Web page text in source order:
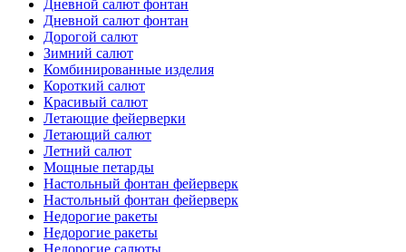
Дневной салют фонтан
Дневной салют фонтан
Дорогой салют
Зимний салют
Комбинированные изделия
Короткий салют
Красивый салют
Летающие фейерверки
Летающий салют
Летний салют
Мощные петарды
Настольный фонтан фейерверк
Настольный фонтан фейерверк
Недорогие ракеты
Недорогие ракеты
Недорогие салюты